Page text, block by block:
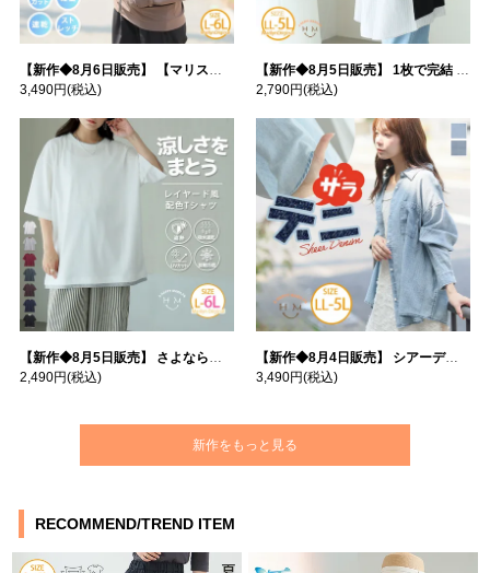
【新作◆8月6日販売】 【マリスポーツ】 運動初心者さんのための フード付き パーカー | 大きいサイズの通販ならハッピーマリリン
3,490円(税込)
【新作◆8月5日販売】 1枚で完結 袖口＆バック フハク使い トップス | 大きいサイズの通販ならハッピーマリリン
2,790円(税込)
【新作◆8月5日販売】 さよなら猛暑 涼しさを着る 遮熱 接触冷感 吸水・速乾 五分袖 コンフォートメッシュ 配色レイヤード 風ゆる Tシャツ | 大きいサイズの通販ならハッピーマリリン
2,490円(税込)
【新作◆8月4日販売】 シアーデニムで お洒落に肌隠し | 大きいサイズの通販ならハッピーマリリン
3,490円(税込)
新作をもっと見る
RECOMMEND/TREND ITEM